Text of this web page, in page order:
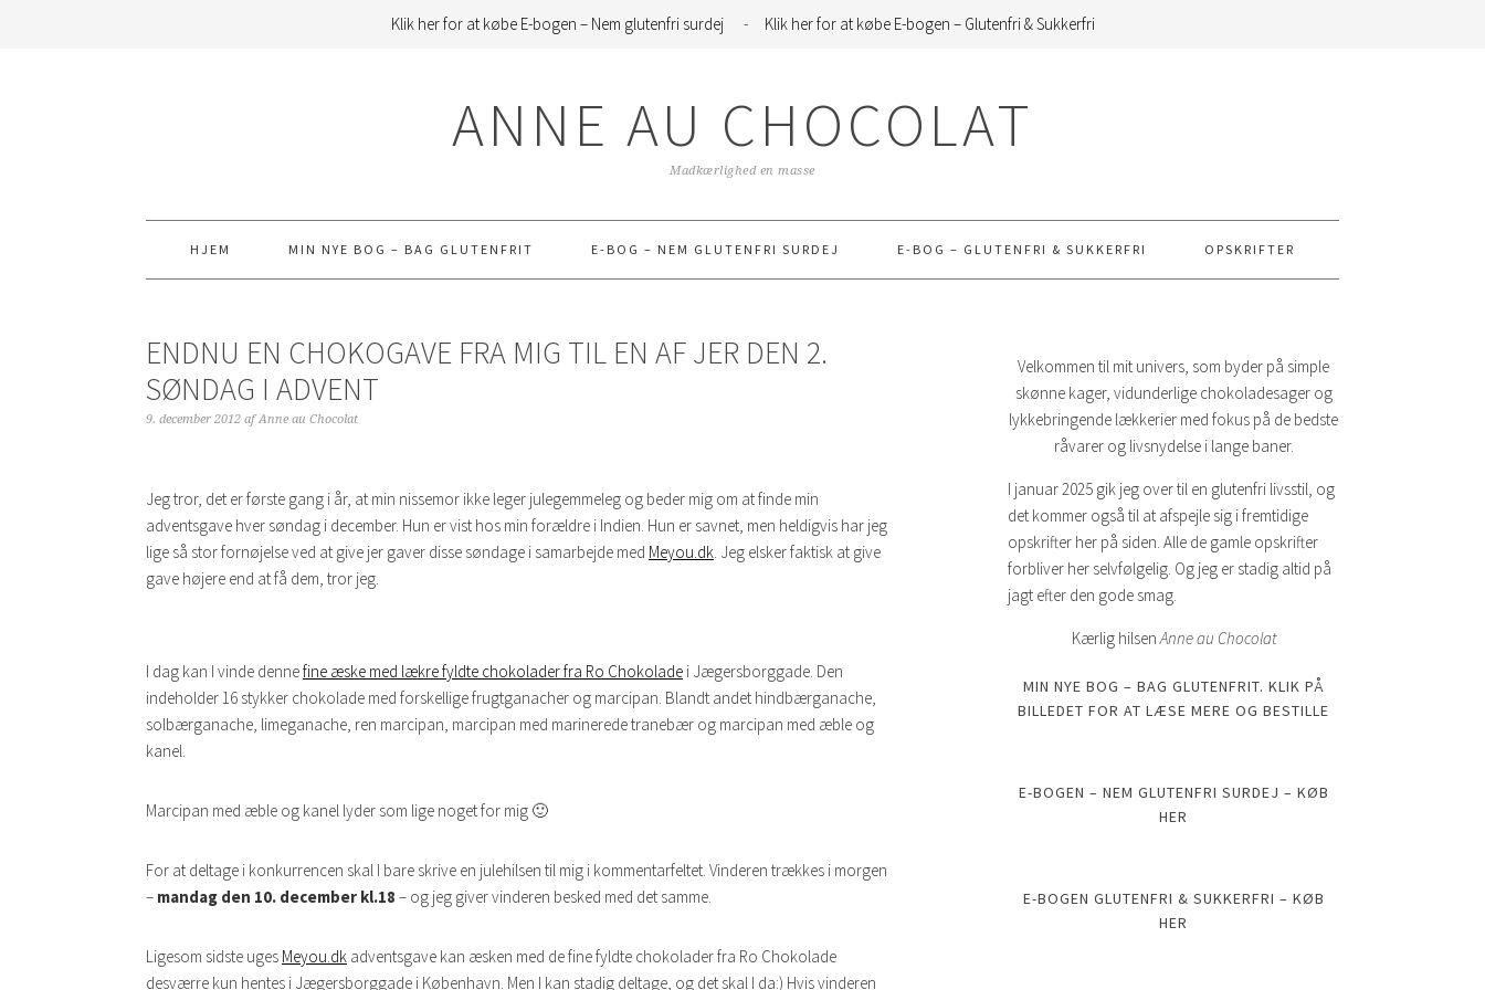
Klik her for at købe E-bogen – Nem glutenfri surdej - Klik her for at købe E-bogen – Glutenfri & Sukkerfri
ANNE AU CHOCOLAT
Madkærlighed en masse
HJEM MIN NYE BOG – BAG GLUTENFRIT E-BOG – NEM GLUTENFRI SURDEJ E-BOG – GLUTENFRI & SUKKERFRI OPSKRIFTER
ENDNU EN CHOKOGAVE FRA MIG TIL EN AF JER DEN 2.
SØNDAG I ADVENT
9. december 2012 afAnne au Chocolat
Jeg tror, det er første gang i år, at min nissemor ikke leger julegemmeleg og beder mig om at finde min
adventsgave hver søndag i december. Hun er vist hos min forældre i Indien. Hun er savnet, men heldigvis har jeg
lige så stor fornøjelse ved at give jer gaver disse søndage i samarbejde med Meyou.dk. Jeg elsker faktisk at give
gave højere end at få dem, tror jeg.
I dag kan I vinde dennefine æske med lækre fyldte chokolader fra Ro Chokolade i Jægersborggade. Den
indeholder 16 stykker chokolade med forskellige frugtganacher og marcipan. Blandt andet hindbærganache,
solbærganache, limeganache, ren marcipan, marcipan med marinerede tranebær og marcipan med æble og
kanel.
Marcipan med æble og kanel lyder som lige noget for mig 🙂
For at deltage i konkurrencen skal I bare skrive en julehilsen til mig i kommentarfeltet. Vinderen trækkes i morgen
– mandag den 10. december kl.18 – og jeg giver vinderen besked med det samme.
Ligesom sidste uges Meyou.dk adventsgave kan æsken med de fine fyldte chokolader fra Ro Chokolade
desværre kun hentes i Jægersborggade i København. Men I kan stadig deltage, og det skal I da:) Hvis vinderen
Velkommen til mit univers, som byder på simple
skønne kager, vidunderlige chokoladesager og
lykkebringende lækkerier med fokus på de bedste
råvarer og livsnydelse i lange baner.
I januar 2025 gik jeg over til en glutenfri livsstil, og
det kommer også til at afspejle sig i fremtidige
opskrifter her på siden. Alle de gamle opskrifter
forbliver her selvfølgelig. Og jeg er stadig altid på
jagt efter den gode smag.
Kærlig hilsenAnne au Chocolat
MIN NYE BOG – BAG GLUTENFRIT. KLIK PÅ
BILLEDET FOR AT LÆSE MERE OG BESTILLE
E-BOGEN – NEM GLUTENFRI SURDEJ – KØB
HER
E-BOGEN GLUTENFRI & SUKKERFRI – KØB
HER